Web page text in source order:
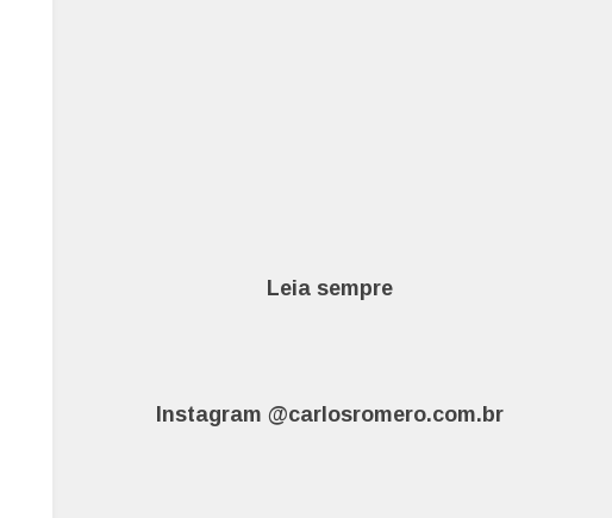
Leia sempre
Instagram @carlosromero.com.br